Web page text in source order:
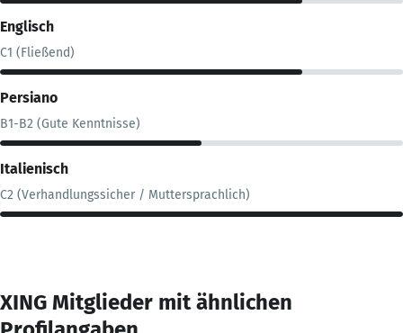
Englisch
C1 (Fließend)
Persiano
B1-B2 (Gute Kenntnisse)
Italienisch
C2 (Verhandlungssicher / Muttersprachlich)
XING Mitglieder mit ähnlichen